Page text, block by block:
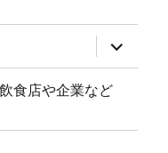
サ
ブ
メ
ニ
ュ
を
食店や企業など